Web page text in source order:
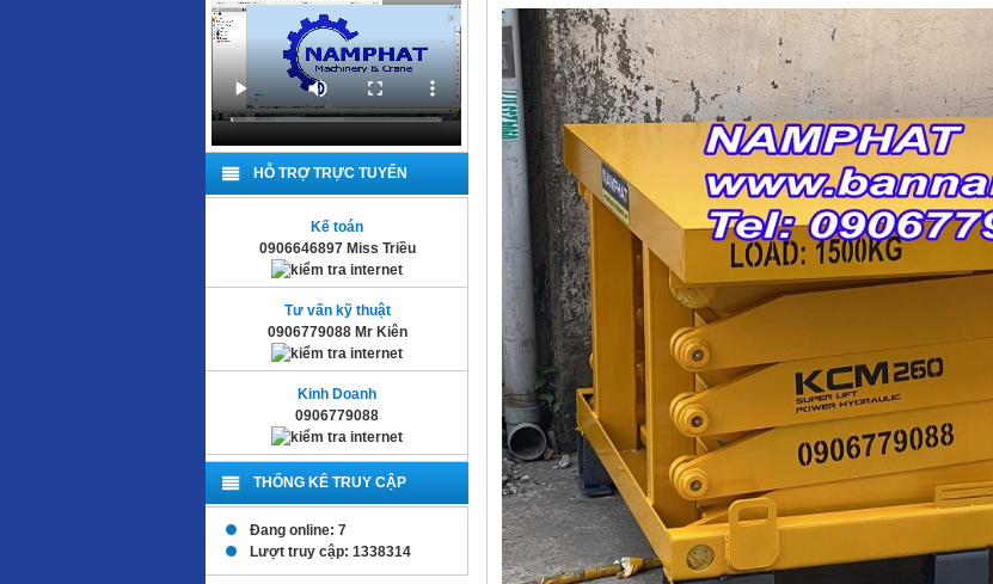
HỖ TRỢ TRỰC TUYẾN
Kế toán
0906646897 Miss Triều
Tư vấn kỹ thuật
0906779088 Mr Kiên
Kinh Doanh
0906779088
THỐNG KÊ TRUY CẬP
Đang online: 7
Lượt truy cập: 1338314